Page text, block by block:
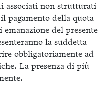
associati non strutturati
pagamento della quota
emanazione del presente
la suddetta
obbligatoriamente ad
La presenza di più